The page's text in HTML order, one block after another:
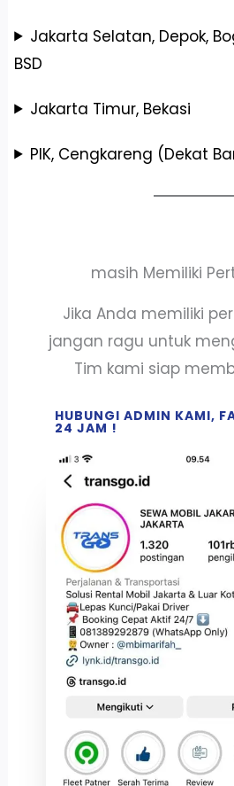
Jakarta Selatan, Depok,
BSD
Jakarta Timur, Bekasi
PIK, Cengkareng (Dekat
masih Memiliki
Jika Anda memiliki
jangan ragu untuk
Tim kami siap
HUBUNGI ADMIN KAMI,
24 JAM !